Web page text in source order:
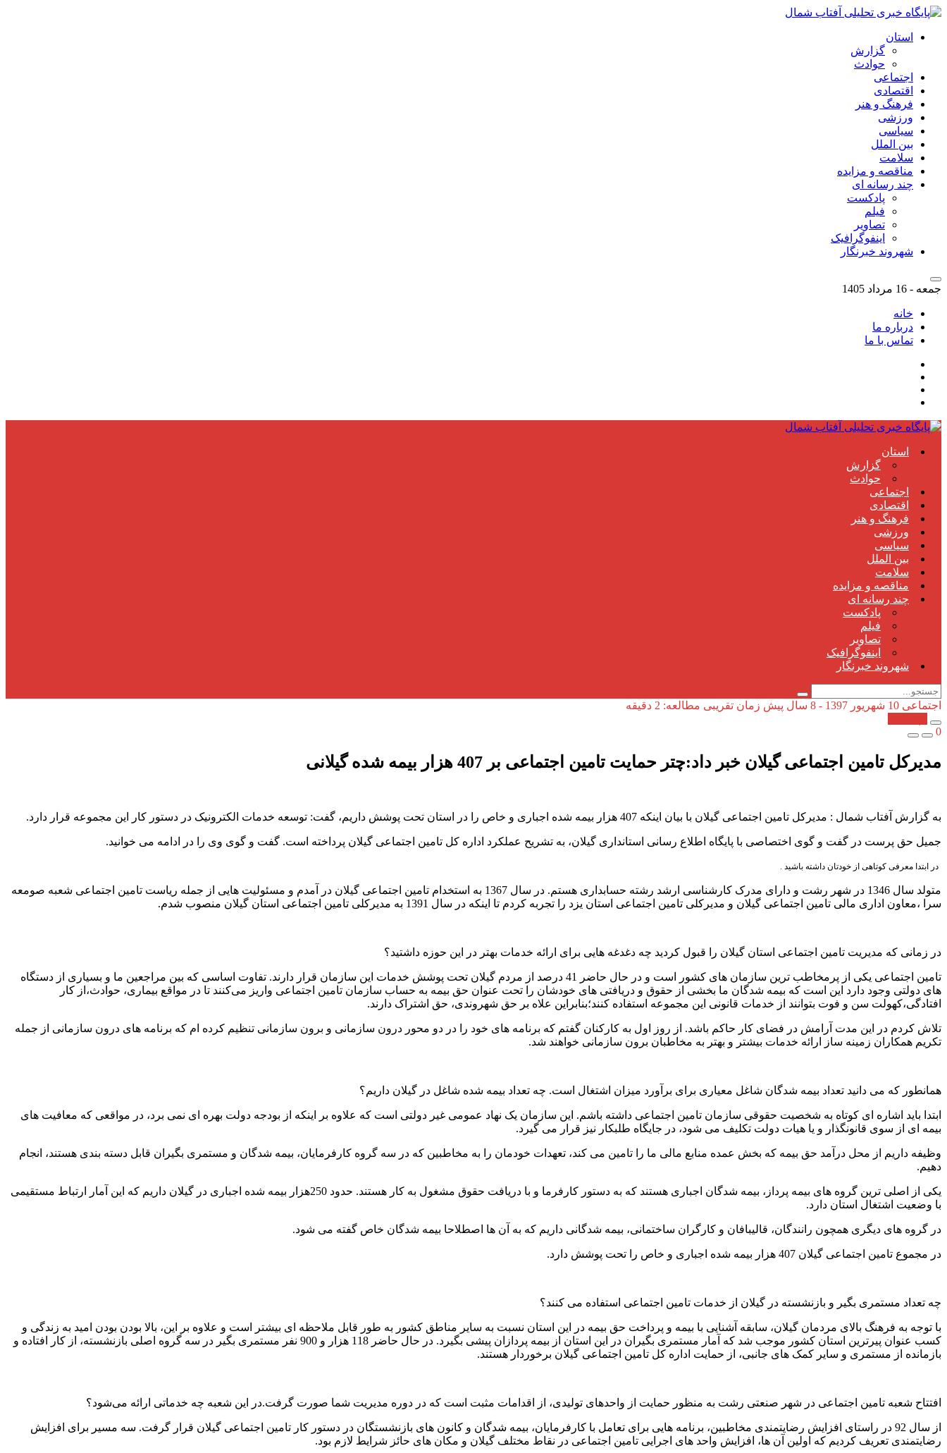
استان
گزارش
حوادث
اجتماعی
اقتصادی
فرهنگ و هنر
ورزشی
سیاسی
بین الملل
سلامت
مناقصه و مزایده
چند رسانه ای
پادکست
فیلم
تصاویر
اینفوگرافیک
شهروند خبرنگار
جمعه - 16 مرداد 1405
خانه
درباره ما
تماس با ما
استان
گزارش
حوادث
اجتماعی
اقتصادی
فرهنگ و هنر
ورزشی
سیاسی
بین الملل
سلامت
مناقصه و مزایده
چند رسانه ای
پادکست
فیلم
تصاویر
اینفوگرافیک
شهروند خبرنگار
اجتماعی 10 شهریور 1397 - 8 سال پیش
زمان تقریبی مطالعه: 2 دقیقه
0
مدیرکل تامین اجتماعی گیلان خبر داد:چتر حمایت تامین اجتماعی بر 407 هزار بیمه شده گیلانی
به گزارش آفتاب شمال : مدیرکل تامین اجتماعی گیلان با بیان اینکه 407 هزار بیمه شده اجباری و خاص را در استان تحت پوشش داریم، گفت: توسعه خدمات الکترونیک در دستور کار این مجموعه قرار دارد.
جمیل حق پرست در گفت و گوی اختصاصی با پایگاه اطلاع رسانی استانداری گیلان، به تشریح عملکرد اداره کل تامین اجتماعی گیلان پرداخته است. گفت و گوی وی را در ادامه می خوانید.
در ابتدا معرفی کوتاهی از خودتان داشته باشید .
متولد سال 1346 در شهر رشت و دارای مدرک کارشناسی ارشد رشته حسابداری هستم. در سال 1367 به استخدام تامین اجتماعی گیلان در آمدم و مسئولیت هایی از جمله ریاست تامین اجتماعی شعبه صومعه
سرا ،معاون اداری مالی تامین اجتماعی گیلان و مدیرکلی تامین اجتماعی استان یزد را تجربه کردم تا اینکه در سال 1391 به مدیرکلی تامین اجتماعی استان گیلان منصوب شدم.
در زمانی که مدیریت تامین اجتماعی استان گیلان را قبول کردید چه دغدغه هایی برای ارائه خدمات بهتر در این حوزه داشتید؟
تامین اجتماعی یکی از پرمخاطب ترین سازمان های کشور است و در حال حاضر 41 درصد از مردم گیلان تحت پوشش خدمات این سازمان قرار دارند. تفاوت اساسی که بین مراجعین ما و بسیاری از دستگاه
های دولتی وجود دارد این است که بیمه شدگان ما بخشی از حقوق و دریافتی های خودشان را تحت عنوان حق بیمه به حساب سازمان تامین اجتماعی واریز می‌کنند تا در مواقع بیماری، حوادث،از کار
افتادگی،کهولت سن و فوت بتوانند از خدمات قانونی این مجموعه استفاده کنند؛بنابراین علاه بر حق شهروندی، حق اشتراک دارند.
تلاش کردم در این مدت آرامش در فضای کار حاکم باشد. از روز اول به کارکنان گفتم که برنامه های خود را در دو محور درون سازمانی و برون سازمانی تنظیم کرده ام که برنامه های درون سازمانی از جمله
تکریم همکاران زمینه ساز ارائه خدمات بیشتر و بهتر به مخاطبان برون سازمانی خواهند شد.
همانطور که می دانید تعداد بیمه شدگان شاغل معیاری برای برآورد میزان اشتغال است. چه تعداد بیمه شده شاغل در گیلان داریم؟
ابتدا باید اشاره ای کوتاه به شخصیت حقوقی سازمان تامین اجتماعی داشته باشم. این سازمان یک نهاد عمومی غیر دولتی است که علاوه بر اینکه از بودجه دولت بهره ای نمی برد، در مواقعی که معافیت های
بیمه ای از سوی قانونگذار و یا هیات دولت تکلیف می شود، در جایگاه طلبکار نیز قرار می گیرد.
وظیفه داریم از محل درآمد حق بیمه که بخش عمده منابع مالی ما را تامین می کند، تعهدات خودمان را به مخاطبین که در سه گروه کارفرمایان، بیمه شدگان و مستمری بگیران قابل دسته بندی هستند، انجام
دهیم.
یکی از اصلی ترین گروه های بیمه پرداز، بیمه شدگان اجباری هستند که به دستور کارفرما و با دریافت حقوق مشغول به کار هستند. حدود 250هزار بیمه شده اجباری در گیلان داریم که این آمار ارتباط مستقیمی
با وضعیت اشتغال استان دارد.
در گروه های دیگری همچون رانندگان، قالیبافان و کارگران ساختمانی، بیمه شدگانی داریم که به آن ها اصطلاحا بیمه شدگان خاص گفته می شود.
در مجموع تامین اجتماعی گیلان 407 هزار بیمه شده اجباری و خاص را تحت پوشش دارد.
چه تعداد مستمری بگیر و بازنشسته در گیلان از خدمات تامین اجتماعی استفاده می کنند؟
با توجه به فرهنگ بالای مردمان گیلان، سابقه آشنایی با بیمه و پرداخت حق بیمه در این استان نسبت به سایر مناطق کشور به طور قابل ملاحظه ای بیشتر است و علاوه بر این، بالا بودن بودن امید به زندگی و
کسب عنوان پیرترین استان کشور موجب شد که آمار مستمری بگیران در این استان از بیمه پردازان پیشی بگیرد. در حال حاضر 118 هزار و 900 نفر مستمری بگیر در سه گروه اصلی بازنشسته، از کار افتاده و
بازمانده از مستمری و سایر کمک های جانبی، از حمایت اداره کل تامین اجتماعی گیلان برخوردار هستند.
افتتاح شعبه تامین اجتماعی در شهر صنعتی رشت به منظور حمایت از واحدهای تولیدی، از اقدامات مثبت است که در دوره مدیریت شما صورت گرفت.در این شعبه چه خدماتی ارائه می‌شود؟
از سال 92 در راستای افزایش رضایتمندی مخاطبین، برنامه هایی برای تعامل با کارفرمایان، بیمه شدگان و کانون های بازنشستگان در دستور کار تامین اجتماعی گیلان قرار گرفت. سه مسیر برای افزایش
رضایتمندی تعریف کردیم که اولین آن ها، افزایش واحد های اجرایی تامین اجتماعی در نقاط مختلف گیلان و مکان های حائز شرایط لازم بود.